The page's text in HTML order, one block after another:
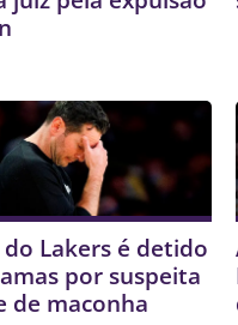
do Lakers é detido
por suspeita
de maconha